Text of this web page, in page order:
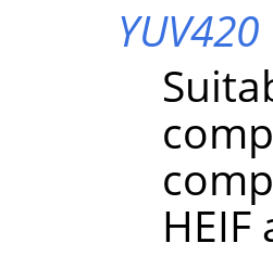
YUV420
HEIF